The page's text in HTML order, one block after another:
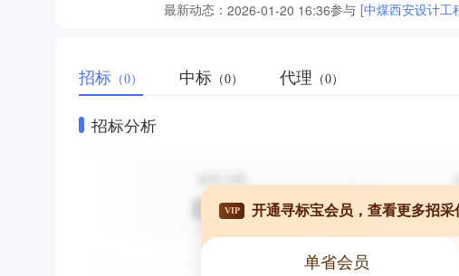
最新动态： 2026-01-20 16:36参与 [中煤西安设计工
招标 （0） 中标 （0） 代理 （0）
招标分析
VIP 开通寻标宝会员，查看更多招采
单省会员